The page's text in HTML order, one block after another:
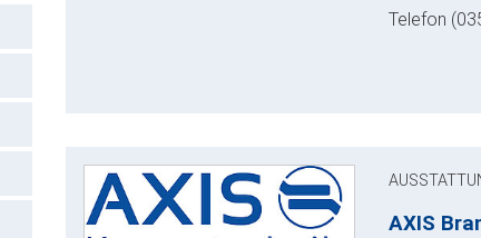
Telefon
AXIS